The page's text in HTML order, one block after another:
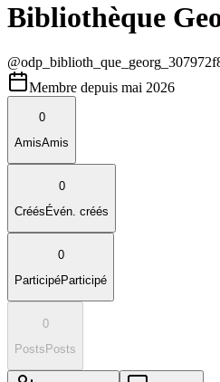
Bibliothèque
@
Membre depuis mai 2026
0
AmisAmis
0
Créés Évén. créés
0
ParticipéParticipé
0
Posts Posts